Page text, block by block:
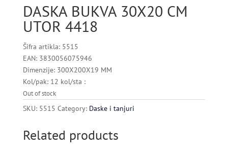
DASKA BUKVA 30X20 CM
UTOR 4418
Šifra artikla: 5515
EAN: 3830056075946
Dimenzije: 300X200X19 MM
Kol/pak: 12 kol/sta :
Out of stock
SKU: 5515 Category: Daske i tanjuri
Related products